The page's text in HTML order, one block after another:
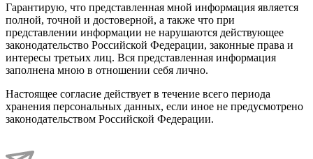
Гарантирую, что представленная мной информация является
полной, точной и достоверной, а также что при
представлении информации не нарушаются действующее
законодательство Российской Федерации, законные права и
интересы третьих лиц. Вся представленная информация
заполнена мною в отношении себя лично.
Настоящее согласие действует в течение всего периода
хранения персональных данных, если иное не предусмотрено
законодательством Российской Федерации.